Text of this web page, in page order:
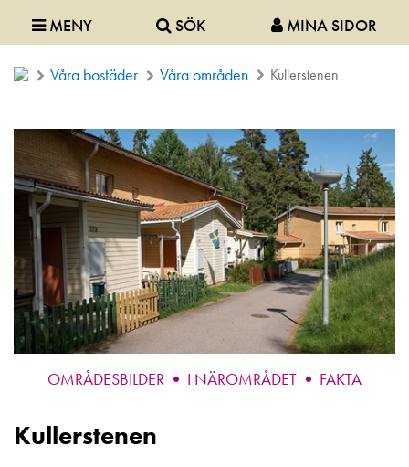
MENY SÖK MINA SIDOR
Våra bostäder Våra områden Kullerstenen
OMRÅDESBILDER I NÄROMRÅDET FAKTA
Kullerstenen